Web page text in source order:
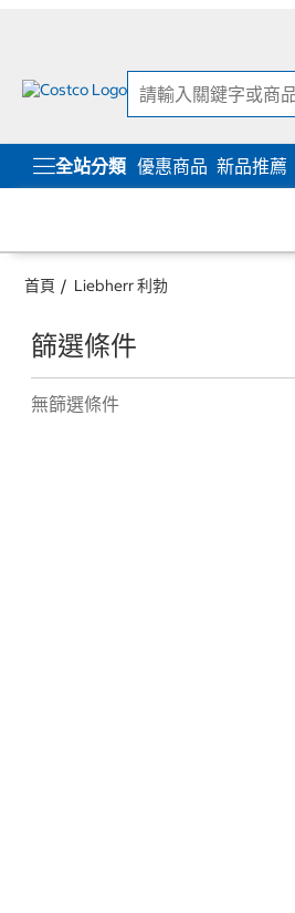
全站分類 優惠商品 新品推薦
首頁 Liebherr 利勃
篩選條件
無篩選條件